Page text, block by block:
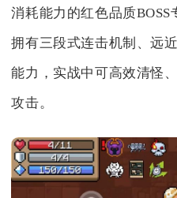
消耗能力的红色品质
拥有三段式连击机制、远
能力，实战中可高效清怪
攻击。